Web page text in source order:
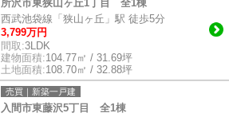
所沢市東狭山ヶ丘1丁目 全1棟
西武池袋線「狭山ヶ丘」駅 徒歩5分
3,799万円
間取:3LDK
建物面積:104.77㎡ / 31.69坪
土地面積:108.70㎡ / 32.88坪
売買｜新築一戸建
入間市東藤沢5丁目 全1棟